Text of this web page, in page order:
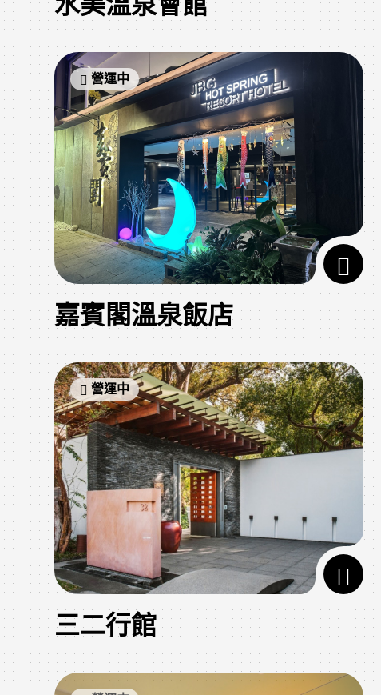
營運中
嘉賓閣溫泉飯店
營運中
三二行館